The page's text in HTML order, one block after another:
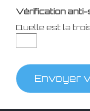
Vérification anti-
Quelle est la
Envoyer